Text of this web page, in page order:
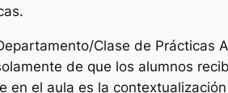
Clase de Prácticas
de que los alumnos
en el aula es la